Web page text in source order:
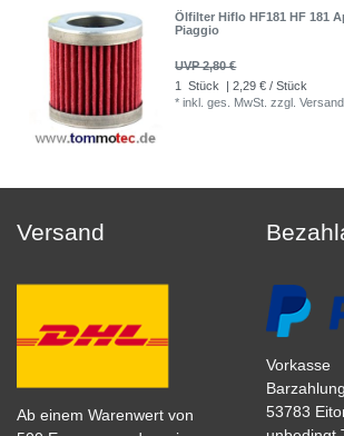
Ölfilter Hiflo HF181 HF 181
Piaggio
UVP 2,80 €
1 Stück
| 2,29 € / Stück
*inkl. ges. MwSt. zzgl.
Versand
Ab einem Warenwert von
Vorkasse
53783